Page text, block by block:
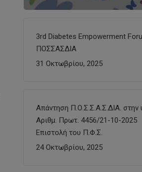
3rd Diabetes Empowerment
ΠΟΣΣΑΣΔΙΑ
31 Οκτωβρίου, 2025
Απάντηση Π.Ο.Σ.Σ.Α.Σ.ΔΙΑ. στην
Αριθμ. Πρωτ. 4456/21-10-2025
Επιστολή του Π.Φ.Σ.
24 Οκτωβρίου, 2025